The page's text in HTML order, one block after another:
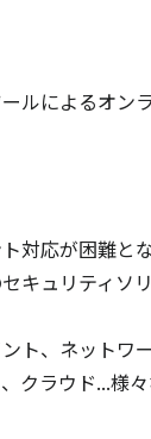
によるオン
応が困難と
ュリティソ
、ネットワ
クラウド...様